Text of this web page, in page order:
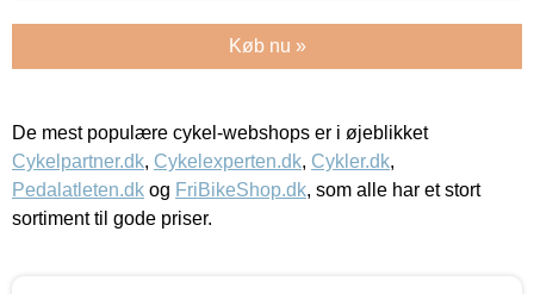
Køb nu »
De mest populære cykel-webshops er i øjeblikket
Cykelpartner.dk, Cykelexperten.dk, Cykler.dk,
Pedalatleten.dk og FriBikeShop.dk, som alle har et stort
sortiment til gode priser.